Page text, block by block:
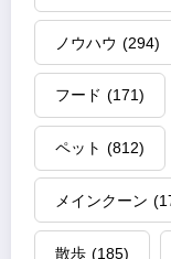
ノウハウ (294)
フード (171)
ペット (812)
メインクーン
散歩 (185)